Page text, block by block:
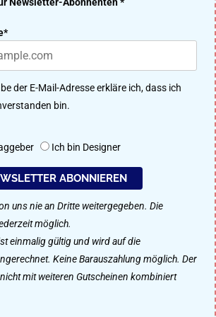
BLOG – DESIGN MACHT IDEEN
91.200 Mitglieder starken Community
um das beste Ergebnis an. Perfekt
Newsletter-Abonnenten *
der E-Mail-Adresse erkläre ich, dass ich
bin.
Ich bin Designer
ABONNIEREN
uns nie an Dritte weitergegeben. Die
möglich.
einmalig gültig und wird auf die
Keine Barauszahlung möglich. Der
mit weiteren Gutscheinen kombiniert